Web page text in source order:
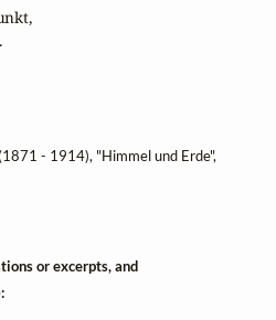
- 1914), "Himmel und Erde",
or excerpts, and